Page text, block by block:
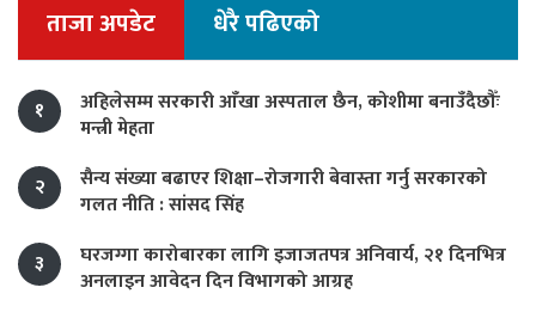
ताजा अपडेट धेरै पढिएको
१
अहिलेसम्म सरकारी आँखा अस्पताल छैन, कोशीमा बनाउँदैछौँः
मन्त्री मेहता
२
सैन्य संख्या बढाएर शिक्षा–रोजगारी बेवास्ता गर्नु सरकारको
गलत नीति : सांसद सिंह
३
घरजग्गा कारोबारका लागि इजाजतपत्र अनिवार्य, २१ दिनभित्र
अनलाइन आवेदन दिन विभागको आग्रह